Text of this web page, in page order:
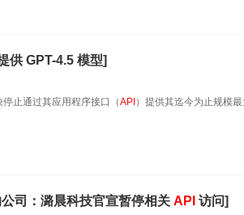
供 GPT-4.5 模型]
止通过其应用程序接口（API ）提供其迄今为止规模
司：潞晨科技官宣暂停相关 API 访问]